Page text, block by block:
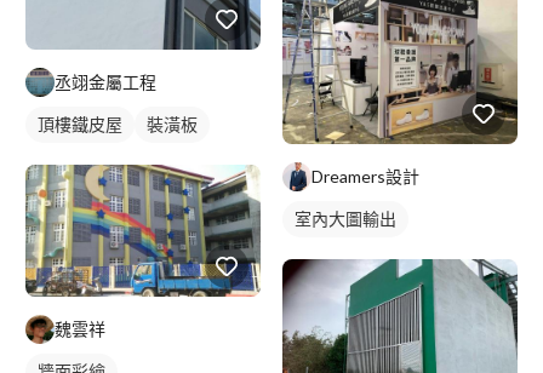
丞翊金屬工程
頂樓鐵皮屋 裝潢板
魏雲祥
Dreamers設計
室內大圖輸出